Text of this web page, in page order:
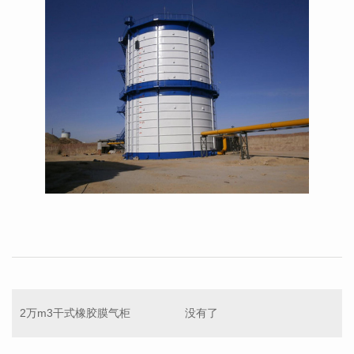
2万m3干式橡胶膜气柜 没有了